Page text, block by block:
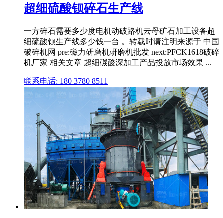
超细硫酸钡碎石生产线
一方碎石需要多少度电机动破路机云母矿石加工设备超
细硫酸钡生产线多少钱一台 。转载时请注明来源于 中国
破碎机网 pre:磁力研磨机研磨机批发 next:PFCK1618破碎
机厂家 相关文章 超细碳酸深加工产品投放市场效果 ...
联系电话: 180 3780 8511